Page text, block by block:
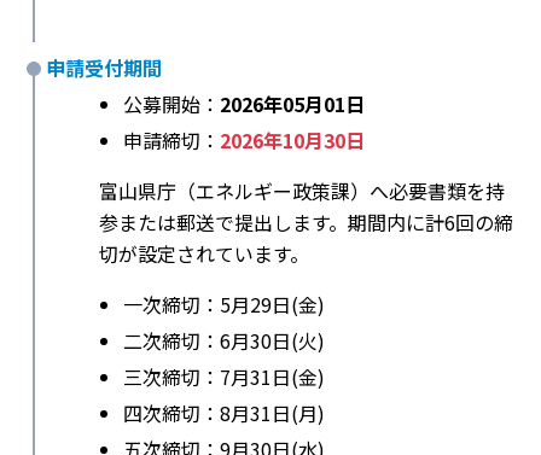
申請受付期間
公募開始： 2026年05月01日
申請締切： 2026年10月30日
富山県庁（エネルギー政策課）へ必要書類を持
参または郵送で提出します。期間内に計6回の締
切が設定されています。
一次締切：5月29日(金)
二次締切：6月30日(火)
三次締切：7月31日(金)
四次締切：8月31日(月)